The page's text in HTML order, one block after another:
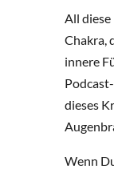
All
Chakra,
innere
dieses
Wenn